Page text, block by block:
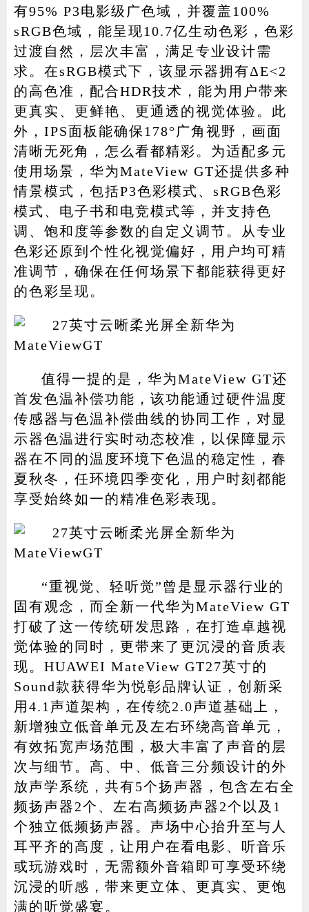
有95% P3电影级广色域，并覆盖100%
sRGB色域，能呈现10.7亿生动色彩，色彩
过渡自然，层次丰富，满足专业设计需
求。在sRGB模式下，该显示器拥有ΔE<2
的高色准，配合HDR技术，能为用户带来
更真实、更鲜艳、更通透的视觉体验。此
外，IPS面板能确保178°广角视野，画面
清晰无死角，怎么看都精彩。为适配多元
使用场景，华为MateView GT还提供多种
情景模式，包括P3色彩模式、sRGB色彩
模式、电子书和电竞模式等，并支持色
调、饱和度等参数的自定义调节。从专业
色彩还原到个性化视觉偏好，用户均可精
准调节，确保在任何场景下都能获得更好
的色彩呈现。
值得一提的是，华为MateView GT还
首发色温补偿功能，该功能通过硬件温度
传感器与色温补偿曲线的协同工作，对显
示器色温进行实时动态校准，以保障显示
器在不同的温度环境下色温的稳定性，春
夏秋冬，任环境四季变化，用户时刻都能
享受始终如一的精准色彩表现。
“重视觉、轻听觉”曾是显示器行业的
固有观念，而全新一代华为MateView GT
打破了这一传统研发思路，在打造卓越视
觉体验的同时，更带来了更沉浸的音质表
现。HUAWEI MateView GT27英寸的
Sound款获得华为悦彰品牌认证，创新采
用4.1声道架构，在传统2.0声道基础上，
新增独立低音单元及左右环绕高音单元，
有效拓宽声场范围，极大丰富了声音的层
次与细节。高、中、低音三分频设计的外
放声学系统，共有5个扬声器，包含左右全
频扬声器2个、左右高频扬声器2个以及1
个独立低频扬声器。声场中心抬升至与人
耳平齐的高度，让用户在看电影、听音乐
或玩游戏时，无需额外音箱即可享受环绕
沉浸的听感，带来更立体、更真实、更饱
满的听觉盛宴。